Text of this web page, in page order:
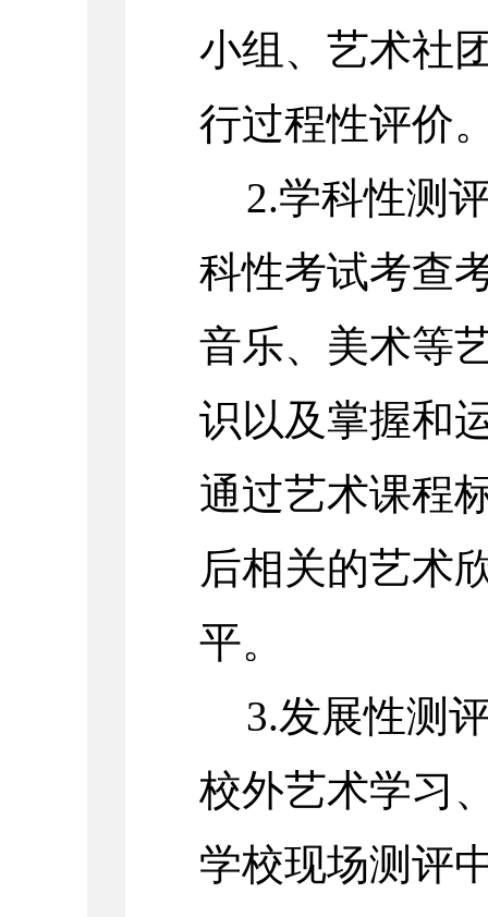
小组、艺术社
行过程性评价
2.学科性测
科性考试考查
音乐、美术等
识以及掌握和
通过艺术课程
后相关的艺术
平。
3.发展性测
校外艺术学习
学校现场测评